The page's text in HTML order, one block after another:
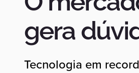
gera
Tecnologia em